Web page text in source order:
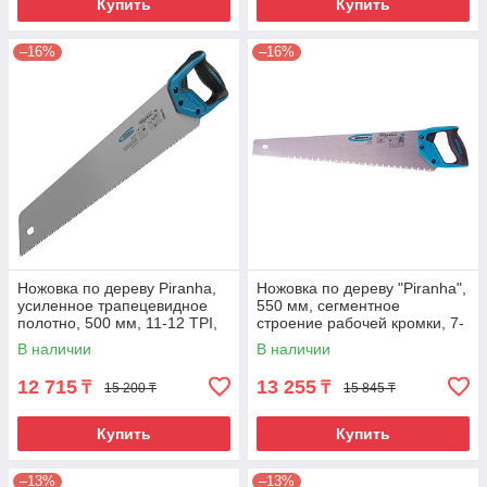
Купить Купить
–16%
Ножовка по дереву Piranha,
усиленное трапецевидное
полотно, 500 мм, 11-12 TPI,
зуб3D, каленый зуб,
В наличии
12 715 ₸ 15 200 ₸
Купить
–16%
Ножовка по дереву "Piranha",
550 мм, сегментное
строение рабочей кромки, 7-
8 TPI, зуб-3D,
двухкомпонентная
В наличии
13 255 ₸ 15 845 ₸
Купить
–13% –13%